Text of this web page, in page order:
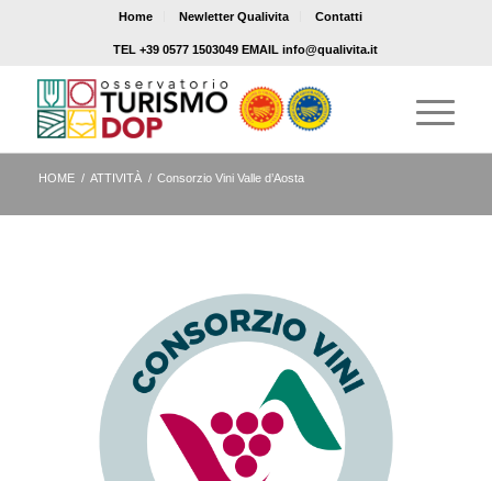
Home Newletter Qualivita Contatti
TEL +39 0577 1503049 EMAIL info@qualivita.it
HOME / ATTIVITÀ / Consorzio Vini Valle d’Aosta